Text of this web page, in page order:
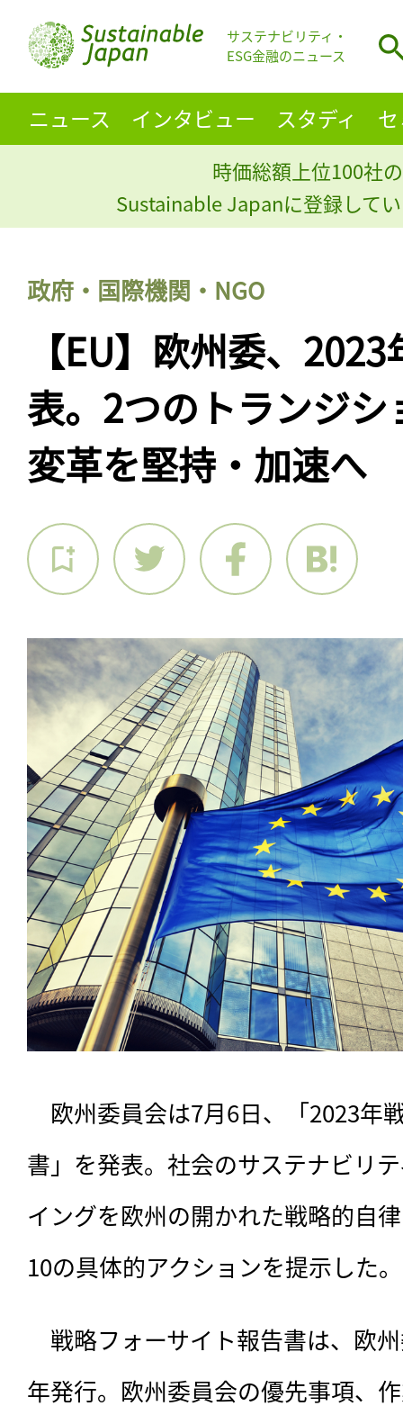
サステナビリティ・
ESG金融のニュース
ニュース インタビュー スタディ
時価総額上位100社
Sustainable Japanに登録して
政府・国際機関・NGO
【EU】欧州委、
表。2つのトランジ
変革を堅持・加速へ
欧州委員会は7月6日、「2023年
書」を発表。社会のサステナビリ
イングを欧州の開かれた戦略的自
10の具体的アクションを提示した。
戦略フォーサイト報告書は、 欧
年発行。欧州委員会の優先事項、